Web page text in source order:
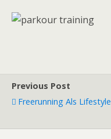
Previous Post
Freerunning Als Lifestyle